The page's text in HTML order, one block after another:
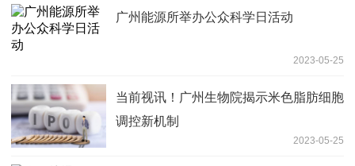
广州能源所举办公众科学日活动
2023-05-25
当前视讯！广州生物院揭示米色脂肪细胞
调控新机制
2023-05-25